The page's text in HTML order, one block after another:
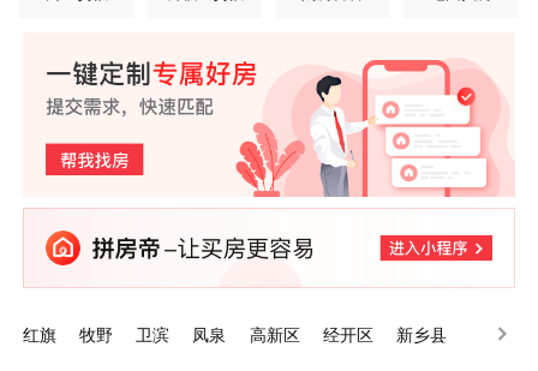
红旗 牧野 卫滨 凤泉 高新区 经开区
新乡县